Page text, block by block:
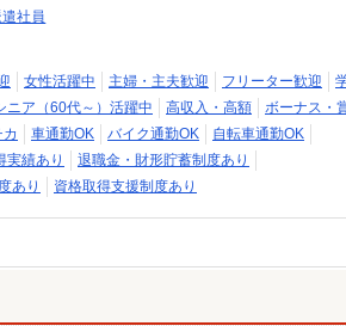
社員
女性活躍中 主婦・主夫歓迎 フリーター歓迎
ニア（60代～）活躍中 高収入・高額
ボーナス・
車通勤OK バイク通勤OK
自転車通勤OK
実績あり
退職金・財形貯蓄制度あり
あり 資格取得支援制度あり